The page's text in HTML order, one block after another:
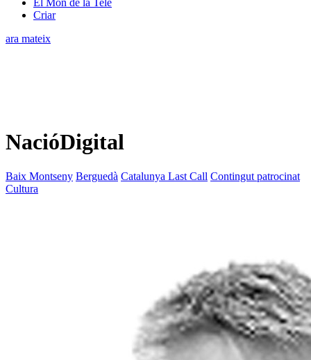
Criar
ara mateix
NacióDigital
Baix Montseny Berguedà Catalunya Last Call Contingut patrocinat
Cultura